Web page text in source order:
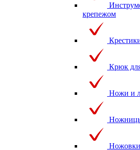
крепежом
Крюк
Ножи и